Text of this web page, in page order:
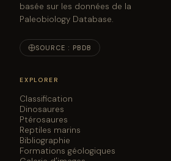
basée sur les données de la
Paleobiology Database.
SOURCE : PBDB
EXPLORER
Classification
Dinosaures
Ptérosaures
Reptiles marins
Bibliographie
Formations géologiques